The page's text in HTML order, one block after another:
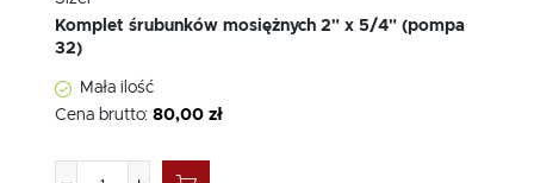
W Auguściak dbamy o to, aby wszystkie akcesoria do
pomp CWU
standardów technologicznych. Dzięki szerokiemu
asortymentowi rozwiązań, jesteśmy w stanie sprostać
oczekiwaniom nawet najbardziej wymagających klientów.
Komplet śrubunków mosiężnych 2" x 5/4" (pompa
32)
Mała ilość
Cena brutto: 80,00 zł